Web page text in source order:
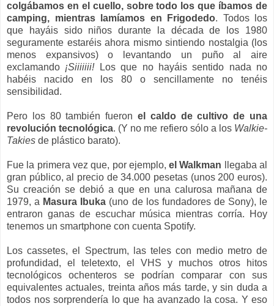
colgábamos en el cuello, sobre todo los que íbamos de
camping, mientras lamíamos en Frigodedo. Todos los
que hayáis sido niños durante la década de los 1980
seguramente estaréis ahora mismo sintiendo nostalgia (los
menos expansivos) o levantando un puño al aire
exclamando ¡Siiiiiii!Los que no hayáis sentido nada no
habéis nacido en los 80 o sencillamente no tenéis
sensibilidad.
Pero los 80 también fueron el caldo de cultivo de una
revolución tecnológica. (Y no me refiero sólo a los Walkie-
Takies de plástico barato).
Fue la primera vez que, por ejemplo,el Walkman llegaba al
gran público, al precio de 34.000 pesetas (unos 200 euros).
Su creación se debió a que en una calurosa mañana de
1979, a Masura Ibuka (uno de los fundadores de Sony), le
entraron ganas de escuchar música mientras corría. Hoy
tenemos un smartphone con cuenta Spotify.
Los cassetes, el Spectrum, las teles con medio metro de
profundidad, el teletexto, el VHS y muchos otros hitos
tecnológicos ochenteros se podrían comparar con sus
equivalentes actuales, treinta años más tarde, y sin duda a
todos nos sorprendería lo que ha avanzado la cosa. Y eso